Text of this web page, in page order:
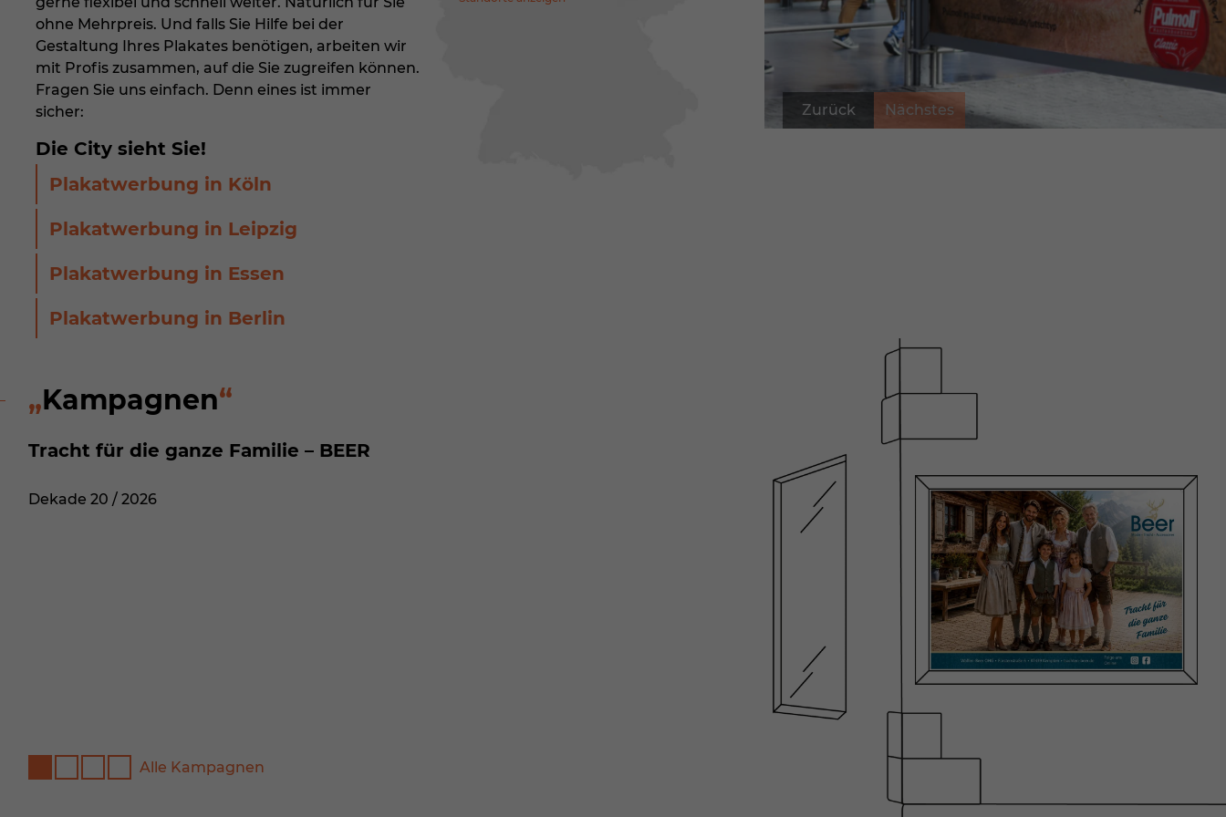
ohne Mehrpreis. Und falls Sie Hilfe bei der
Gestaltung Ihres Plakates benötigen, arbeiten wir
mit Profis zusammen, auf die Sie zugreifen können.
Fragen Sie uns einfach. Denn eines ist immer
sicher:
Die City sieht Sie!
Plakatwerbung in Köln
Plakatwerbung in Leipzig
Plakatwerbung in Essen
Plakatwerbung in Berlin
Zurück Nächstes
Kampagnen
Tracht für die ganze Familie – BEER
Dekade 20 / 2026
Alle Kampagnen
Essenzielle Cookies ermöglichen grundlegende Funktionen und sind für die
einwandfreie Funktion der Website erforderlich.
Statistiken